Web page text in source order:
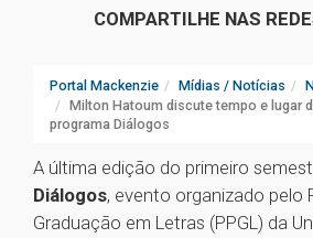
COMPARTILHE NAS
Portal Mackenzie Mídias / Notícias
Milton Hatoum discute tempo e lugar
programa Diálogos
A última edição do primeiro
Diálogos, evento organizado pelo
Graduação em Letras (PPGL) da